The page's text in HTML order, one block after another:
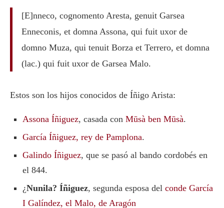
[E]nneco, cognomento Aresta, genuit Garsea
Enneconis, et domna Assona, qui fuit uxor de
domno Muza, qui tenuit Borza et Terrero, et domna
(lac.) qui fuit uxor de Garsea Malo.
Estos son los hijos conocidos de Íñigo Arista:
Assona Íñiguez, casada con Mūsà ben Mūsà.
García Íñiguez, rey de Pamplona.
Galindo Íñiguez, que se pasó al bando cordobés en
el 844.
¿Nunila? Íñiguez, segunda esposa del conde García
I Galíndez, el Malo, de Aragón